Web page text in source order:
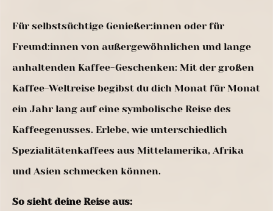
Für selbstsüchtige Genießer:innen oder für
Freund:innen von außergewöhnlichen und lange
anhaltenden Kaffee-Geschenken: Mit der großen
Kaffee-Weltreise begibst du dich Monat für Monat
ein Jahr lang auf eine symbolische Reise des
Kaffeegenusses. Erlebe, wie unterschiedlich
Spezialitätenkaffees aus Mittelamerika, Afrika
und Asien schmecken können.
So sieht deine Reise aus: